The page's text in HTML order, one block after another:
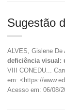
Sugestão
ALVES, Gislene De
deficiência visual:
VIII CONEDU...
em: <https://
Acesso em: 06/08/